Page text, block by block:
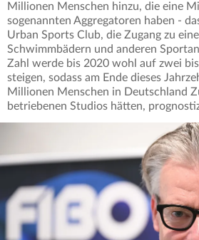
Millionen Menschen hinzu, die eine
sogenannten Aggregatoren haben -
Urban Sports Club, die Zugang zu
Schwimmbädern und anderen
Zahl werde bis 2020 wohl auf zwei
steigen, sodass am Ende dieses
Millionen Menschen in Deutschland
betriebenen Studios hätten,